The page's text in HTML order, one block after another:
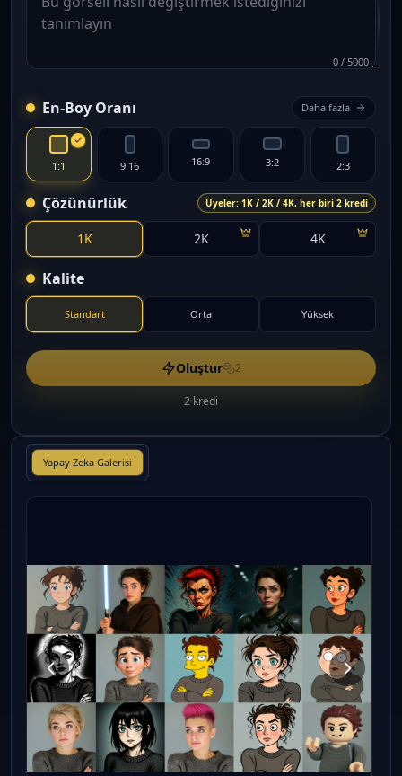
0 / 5000
En-Boy Oranı Daha fazla
1:1 9:16 16:9 3:2 2:3
Çözünürlük Üyeler: 1K / 2K / 4K, her biri 2 kredi
1K 2K 4K
Kalite
Standart Orta Yüksek
Oluştur 2
2 kredi
Yapay Zeka Galerisi